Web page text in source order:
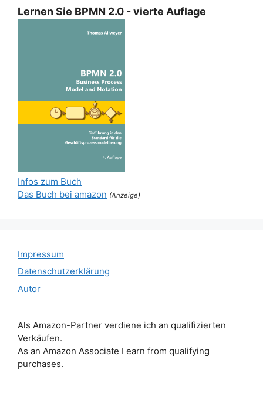
Lernen Sie BPMN 2.0 - vierte Auflage
Infos zum Buch
Das Buch bei amazon (Anzeige)
Impressum
Datenschutzerklärung
Autor
Als Amazon-Partner verdiene ich an qualifizierten
Verkäufen.
As an Amazon Associate I earn from qualifying
purchases.